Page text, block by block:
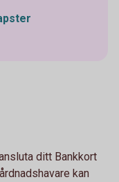
ditt Bankkort
kan